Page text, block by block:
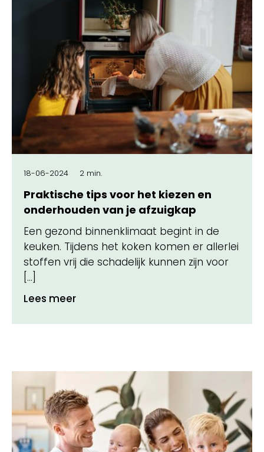
18-06-2024 2 min.
Praktische tips voor het kiezen en
onderhouden van je afzuigkap
Een gezond binnenklimaat begint in de
keuken. Tijdens het koken komen er allerlei
stoffen vrij die schadelijk kunnen zijn voor
[…]
Lees meer